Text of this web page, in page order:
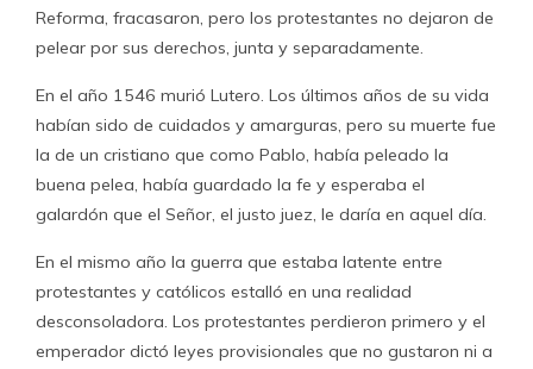
Reforma, fracasaron, pero los protestantes no dejaron de
pelear por sus derechos, junta y separadamente.
En el año 1546 murió Lutero. Los últimos años de su vida
habían sido de cuidados y amarguras, pero su muerte fue
la de un cristiano que como Pablo, había peleado la
buena pelea, había guardado la fe y esperaba el
galardón que el Señor, el justo juez, le daría en aquel día.
En el mismo año la guerra que estaba latente entre
protestantes y católicos estalló en una realidad
desconsoladora. Los protestantes perdieron primero y el
emperador dictó leyes provisionales que no gustaron ni a